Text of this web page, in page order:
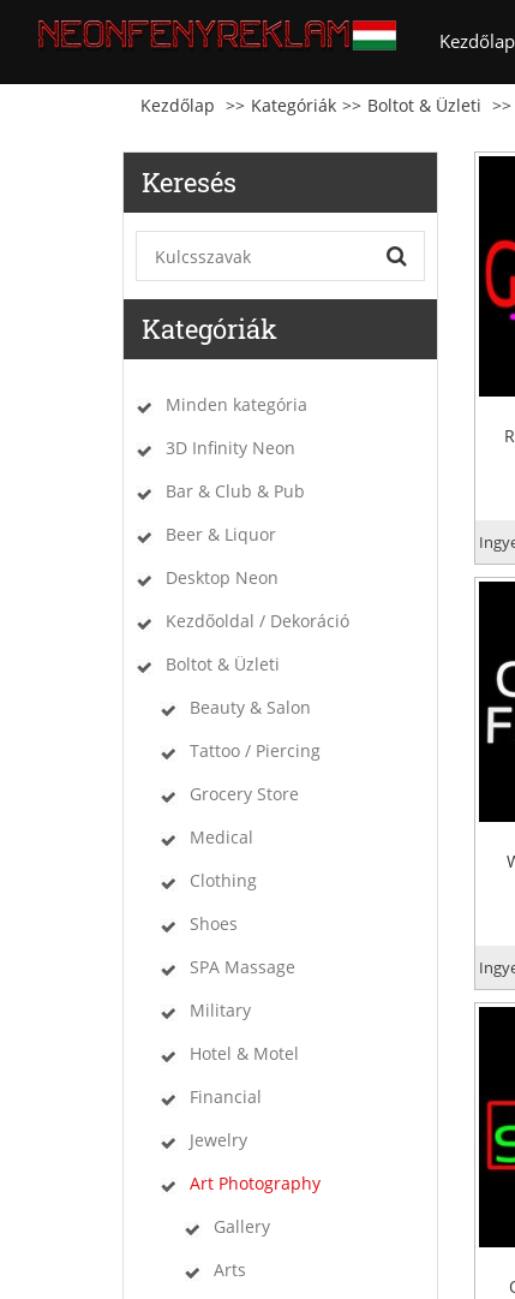
Kezdőlap
Kezdőlap Kategóriák Boltot & Üzleti
Keresés
Kategóriák
Minden kategória
3D Infinity Neon
Bar & Club & Pub
Beer & Liquor
Desktop Neon
Kezdőoldal / Dekoráció
Boltot & Üzleti
Beauty & Salon
Tattoo / Piercing
Grocery Store
Medical
Clothing
Shoes
SPA Massage
Military
Hotel & Motel
Financial
Jewelry
Art Photography
Gallery
Arts